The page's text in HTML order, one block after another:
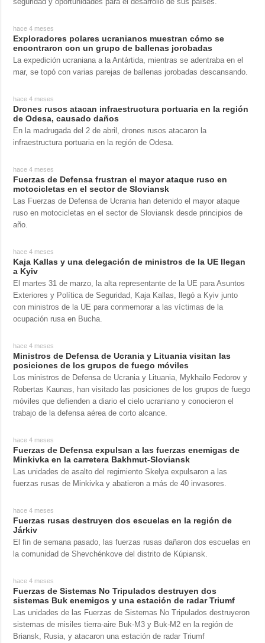
hace 4 meses
Exploradores polares ucranianos muestran cómo se
encontraron con un grupo de ballenas jorobadas
La expedición ucraniana a la Antártida, mientras se adentraba en el
mar, se topó con varias parejas de ballenas jorobadas descansando.
hace 4 meses
Drones rusos atacan infraestructura portuaria en la región
de Odesa, causado daños
En la madrugada del 2 de abril, drones rusos atacaron la
infraestructura portuaria en la región de Odesa.
hace 4 meses
Fuerzas de Defensa frustran el mayor ataque ruso en
motocicletas en el sector de Sloviansk
Las Fuerzas de Defensa de Ucrania han detenido el mayor ataque
ruso en motocicletas en el sector de Sloviansk desde principios de
año.
hace 4 meses
Kaja Kallas y una delegación de ministros de la UE llegan
a Kyiv
El martes 31 de marzo, la alta representante de la UE para Asuntos
Exteriores y Política de Seguridad, Kaja Kallas, llegó a Kyiv junto
con ministros de la UE para conmemorar a las víctimas de la
ocupación rusa en Bucha.
hace 4 meses
Ministros de Defensa de Ucrania y Lituania visitan las
posiciones de los grupos de fuego móviles
Los ministros de Defensa de Ucrania y Lituania, Mykhailo Fedorov y
Robertas Kaunas, han visitado las posiciones de los grupos de fuego
móviles que defienden a diario el cielo ucraniano y conocieron el
trabajo de la defensa aérea de corto alcance.
hace 4 meses
Fuerzas de Defensa expulsan a las fuerzas enemigas de
Minkivka en la carretera Bakhmut-Sloviansk
Las unidades de asalto del regimiento Skelya expulsaron a las
fuerzas rusas de Minkivka y abatieron a más de 40 invasores.
hace 4 meses
Fuerzas rusas destruyen dos escuelas en la región de
Járkiv
El fin de semana pasado, las fuerzas rusas dañaron dos escuelas en
la comunidad de Shevchénkove del distrito de Kúpiansk.
hace 4 meses
Fuerzas de Sistemas No Tripulados destruyen dos
sistemas Buk enemigos y una estación de radar Triumf
Las unidades de las Fuerzas de Sistemas No Tripulados destruyeron
sistemas de misiles tierra-aire Buk-M3 y Buk-M2 en la región de
Briansk, Rusia, y atacaron una estación de radar Triumf